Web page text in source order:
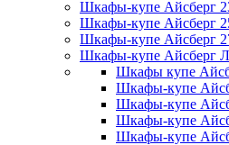
Шкафы-купе Айсберг
Шкафы-купе Айсберг
Шкафы-купе Айсберг
Шкафы-купе Айсберг
Шкафы купе
Шкафы-купе
Шкафы-купе
Шкафы-купе
Шкафы-купе